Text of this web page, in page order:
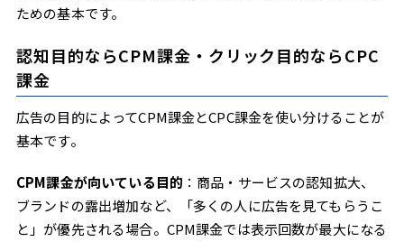
ための基本です。
認知目的ならCPM課金・クリック目的ならCPC
課金
広告の目的によってCPM課金とCPC課金を使い分けることが
基本です。
CPM課金が向いている目的 ：商品・サービスの認知拡大、
ブランドの露出増加など、「多くの人に広告を見てもらうこ
と」が優先される場合。CPM課金では表示回数が最大になる